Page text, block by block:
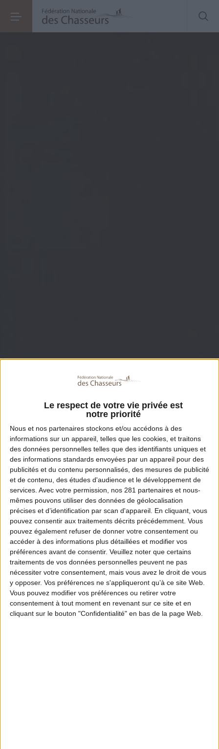
Le respect de votre vie privée est
notre priorité
Nous et nos partenaires stockons et/ou accédons à des
informations sur un appareil, telles que les cookies, et traitons
des données personnelles telles que des identifiants uniques et
des informations standards envoyées par un appareil pour des
publicités et du contenu personnalisés, des mesures de publicité
et de contenu, des études d'audience et le développement de
services. Avec votre permission, nos 281 partenaires et nous-
mêmes pouvons utiliser des données de géolocalisation
précises et d’identification par scan d'appareil. En cliquant, vous
pouvez consentir aux traitements décrits précédemment. Vous
pouvez également refuser de donner votre consentement ou
accéder à des informations plus détaillées et modifier vos
préférences avant de consentir. Veuillez noter que certains
traitements de vos données personnelles peuvent ne pas
nécessiter votre consentement, mais vous avez le droit de vous
y opposer. Vos préférences ne s'appliqueront qu’à ce site Web.
Vous pouvez modifier vos préférences ou retirer votre
consentement à tout moment en revenant sur ce site et en
cliquant sur le bouton "Confidentialité" en bas de la page Web.
Contactez-nous